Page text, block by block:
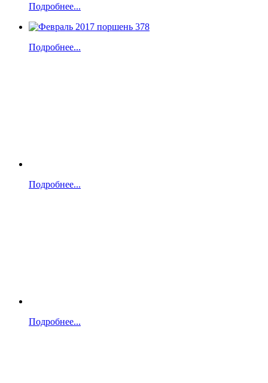
Подробнее...
Подробнее...
Подробнее...
Подробнее...